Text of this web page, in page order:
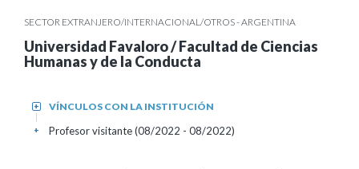
SECTOR EXTRANJERO/INTERNACIONAL/OTROS - ARGENTINA
Universidad Favaloro / Facultad de Ciencias
Humanas y de la Conducta
VÍNCULOS CON LA INSTITUCIÓN
+
Profesor visitante (08/2022 - 08/2022)
+